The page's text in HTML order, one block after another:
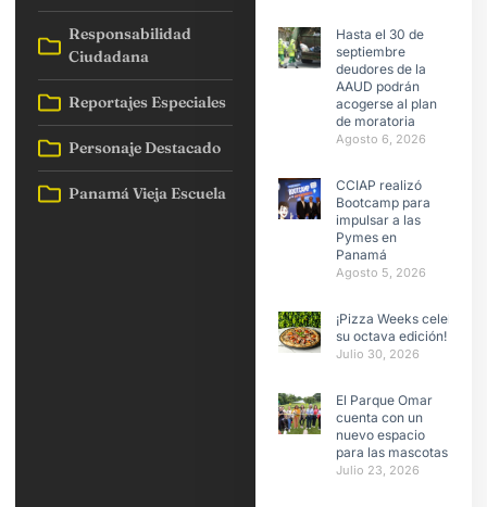
Responsabilidad
Ciudadana
Reportajes Especiales
Personaje Destacado
Panamá Vieja Escuela
Hasta el 30 de
septiembre
deudores de la
AAUD podrán
acogerse al plan
de moratoria
Agosto 6, 2026
CCIAP realizó
Bootcamp para
impulsar a las
Pymes en
Panamá
Agosto 5, 2026
¡Pizza Weeks celebra
su octava edición!
Julio 30, 2026
El Parque Omar
cuenta con un
nuevo espacio
para las mascotas
Julio 23, 2026